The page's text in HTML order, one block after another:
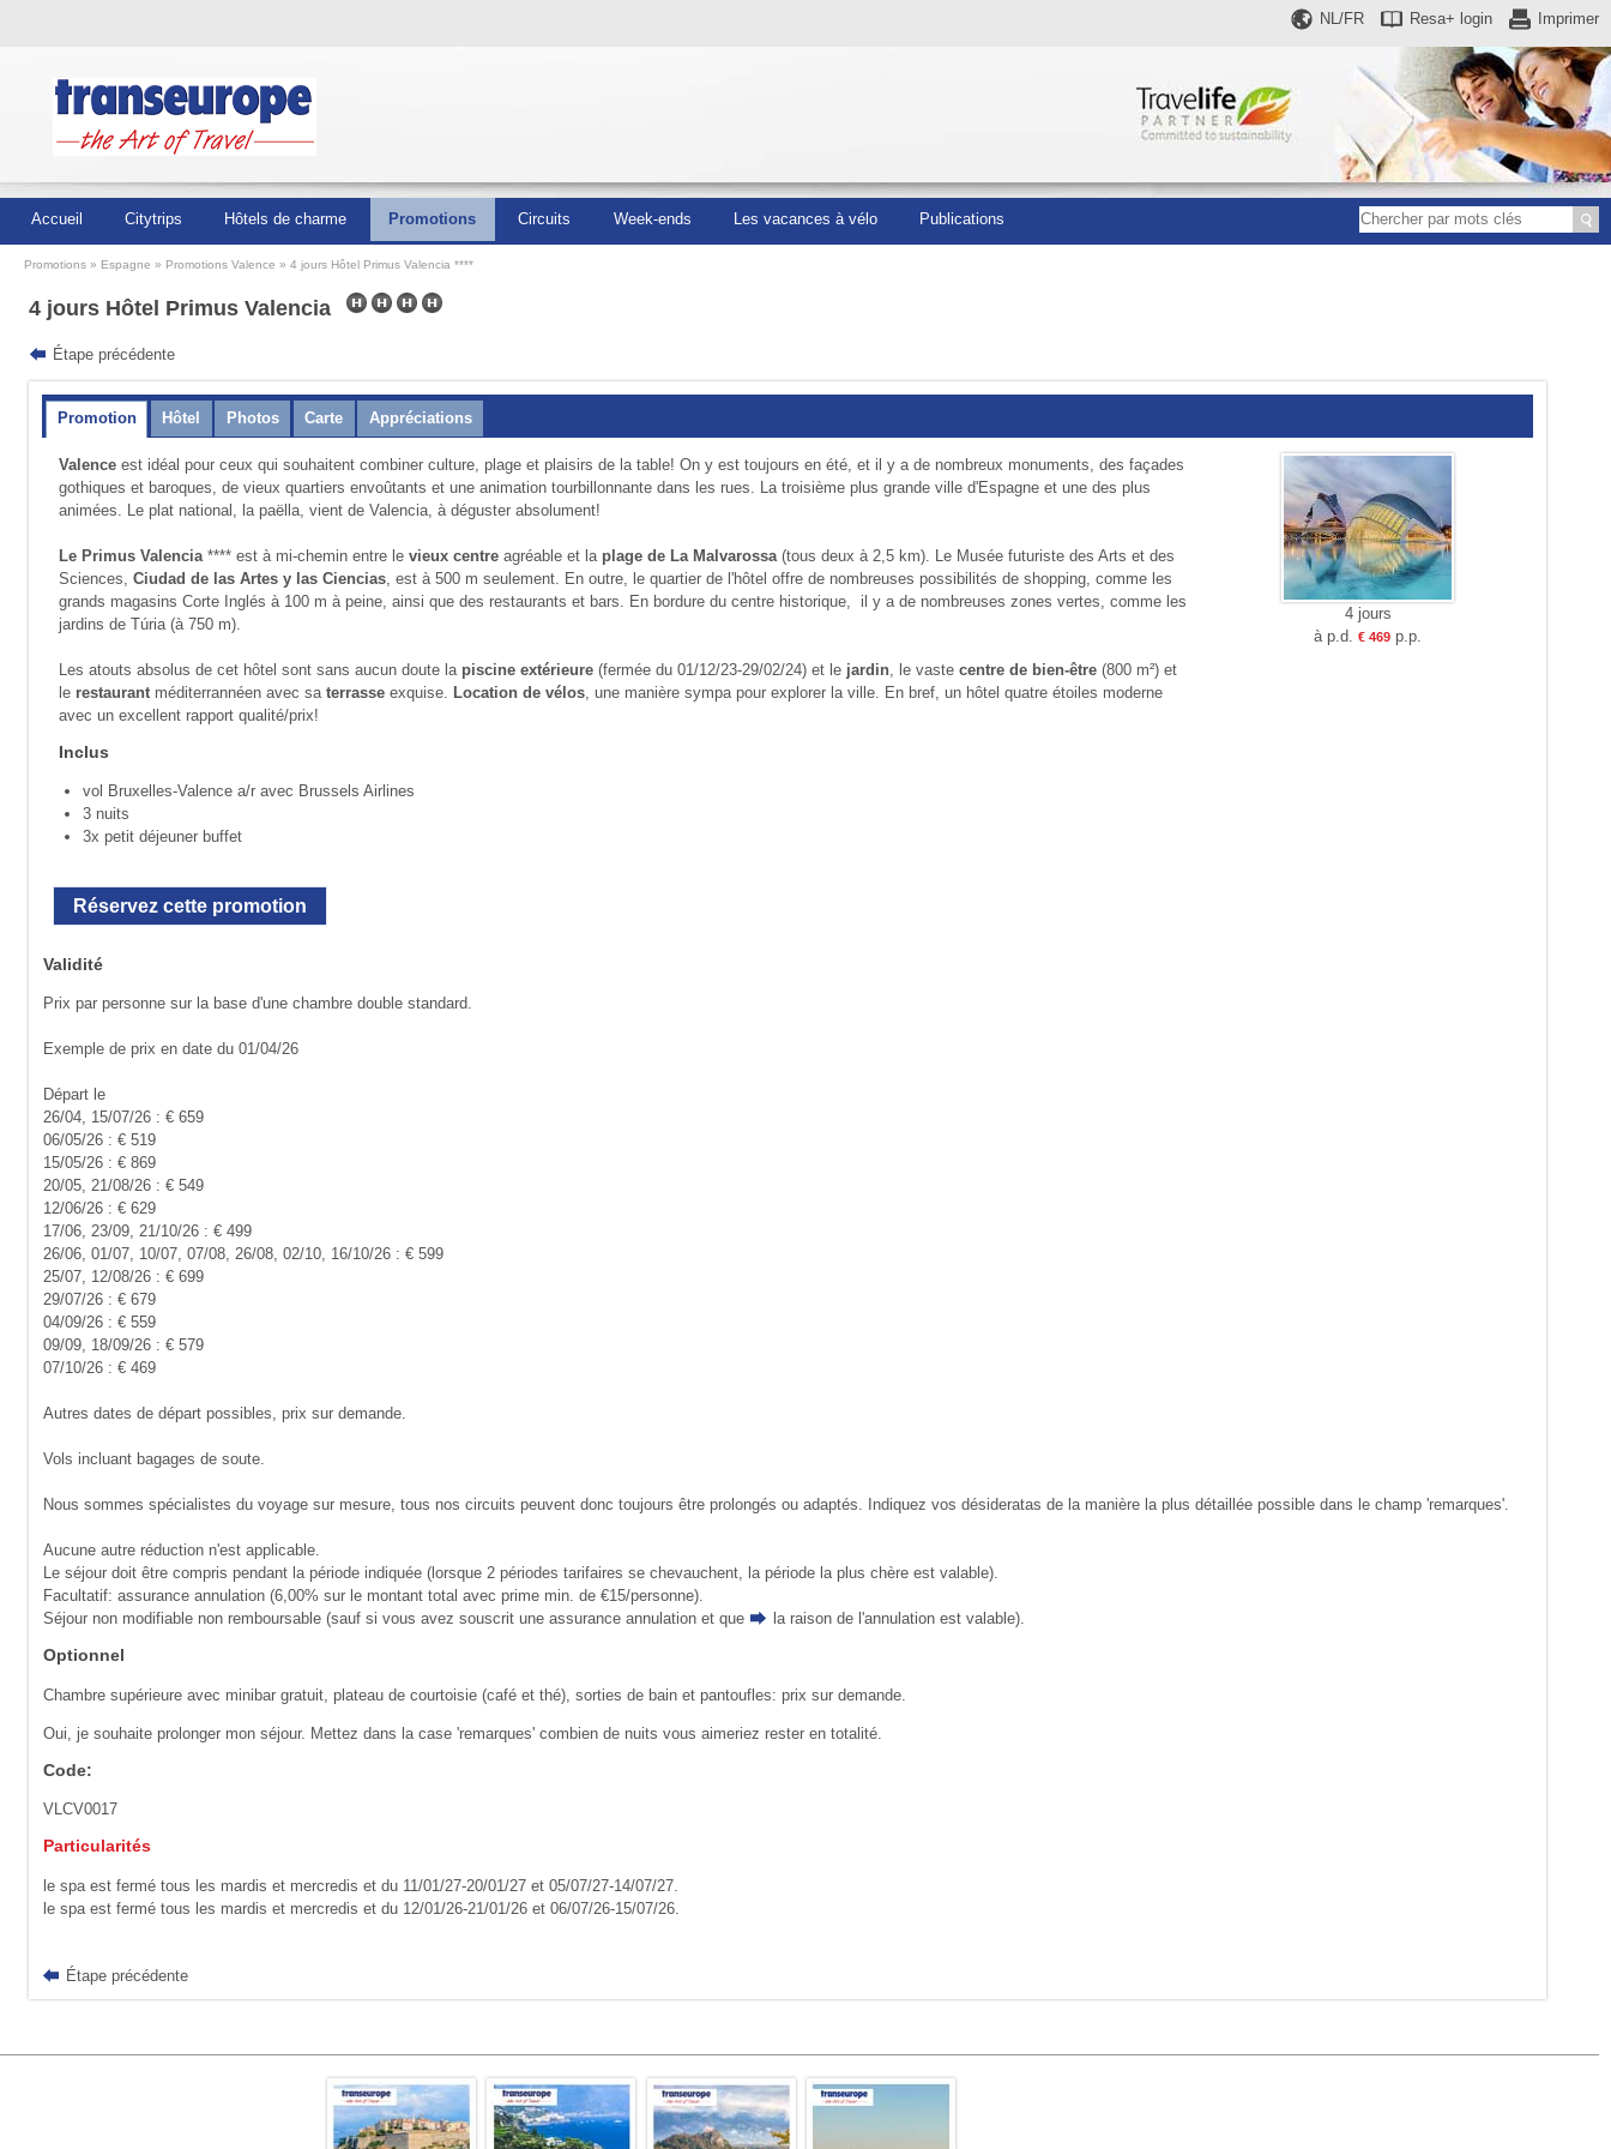
Imprimer
Resa+ login
NL/FR
Accueil Citytrips Hôtels de charme Promotions Circuits Week-ends Les vacances à vélo Publications
Promotions Espagne Promotions Valence 4 jours Hôtel Primus Valencia ****
4 jours Hôtel Primus Valencia
Étape précédente
Promotion Hôtel Photos Carte Appréciations
Valence est idéal pour ceux qui souhaitent combiner culture, plage et plaisirs de la table! On y est toujours en été, et il y a de nombreux monuments, des façades
gothiques et baroques, de vieux quartiers envoûtants et une animation tourbillonnante dans les rues. La troisième plus grande ville d'Espagne et une des plus
animées. Le plat national, la paëlla, vient de Valencia, à déguster absolument!
Le Primus Valencia**** est à mi-chemin entre levieux centreagréable et la plage de La Malvarossa(tous deux à 2,5 km). Le Musée futuriste des Arts et des
Sciences,Ciudad de las Artes y las Ciencias , est à 500 m seulement. En outre, le quartier de l'hôtel offre de nombreuses possibilités de shopping, comme les
grands magasins Corte Inglés à 100 m à peine, ainsi que des restaurants et bars. En bordure du centre historique, il y a de nombreuses zones vertes, comme les
jardins de Túria (à 750 m).
Les atouts absolus de cet hôtel sont sans aucun doute la piscine extérieure(fermée du 01/12/23-29/02/24) et le jardin , le vastecentre de bien-être(800 m²) et
le restaurant méditerrannéen avec saterrasseexquise. Location de vélos , une manière sympa pour explorer la ville. En bref, un hôtel quatre étoiles moderne
avec un excellent rapport qualité/prix!
Inclus
vol Bruxelles-Valence a/r avec Brussels Airlines
3 nuits
3x petit déjeuner buffet
4 jours
à p.d.€ 469 p.p.
Réservez cette promotion
Validité
Prix par personne sur la base d'une chambre double standard.
Exemple de prix en date du 01/04/26
Départ le
26/04, 15/07/26 : € 659
06/05/26 : € 519
15/05/26 : € 869
20/05, 21/08/26 : € 549
12/06/26 : € 629
17/06, 23/09, 21/10/26 : € 499
26/06, 01/07, 10/07, 07/08, 26/08, 02/10, 16/10/26 : € 599
25/07, 12/08/26 : € 699
29/07/26 : € 679
04/09/26 : € 559
09/09, 18/09/26 : € 579
07/10/26 : € 469
Autres dates de départ possibles, prix sur demande.
Vols incluant bagages de soute.
Nous sommes spécialistes du voyage sur mesure, tous nos circuits peuvent donc toujours être prolongés ou adaptés. Indiquez vos désideratas de la manière la plus détaillée possible dans le champ 'remarques'.
Aucune autre réduction n'est applicable.
Le séjour doit être compris pendant la période indiquée (lorsque 2 périodes tarifaires se chevauchent, la période la plus chère est valable).
Facultatif: assurance annulation (6,00% sur le montant total avec prime min. de €15/personne).
Séjour non modifiable non remboursable (sauf si vous avez souscrit une assurance annulation et que
la raison de l'annulation est valable).
Optionnel
Chambre supérieure avec minibar gratuit, plateau de courtoisie (café et thé), sorties de bain et pantoufles: prix sur demande.
Oui, je souhaite prolonger mon séjour. Mettez dans la case 'remarques' combien de nuits vous aimeriez rester en totalité.
Code:
VLCV0017
Particularités
le spa est fermé tous les mardis et mercredis et du 11/01/27-20/01/27 et 05/07/27-14/07/27.
le spa est fermé tous les mardis et mercredis et du 12/01/26-21/01/26 et 06/07/26-15/07/26.
Étape précédente